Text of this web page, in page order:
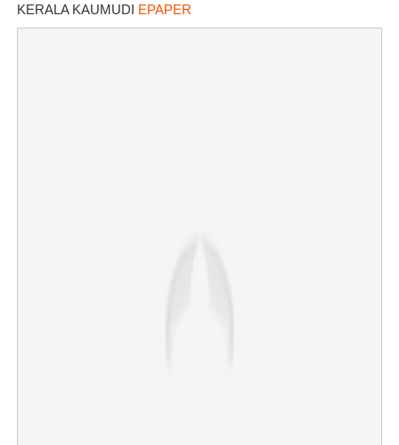
KERALA KAUMUDI EPAPER